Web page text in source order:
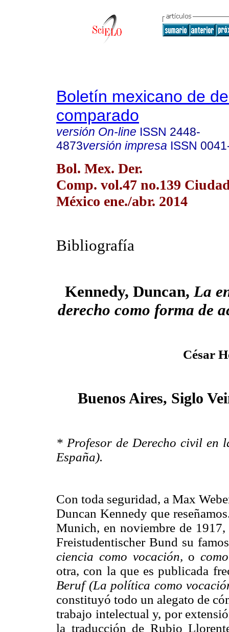
Boletín mexicano de
comparado
versión On-line ISSN 2448-
4873versión impresa ISSN
Bol. Mex. Der.
Comp. vol.47 no.139
México ene./abr. 2014
Bibliografía
Kennedy, Duncan,La
derecho como forma de
César
Buenos Aires, Siglo
* Profesor de Derecho civil en
España).
Con toda seguridad, a Max
Duncan Kennedy que
Munich, en noviembre de
Freistudentischer Bund su
ciencia como vocación, o
otra, con la que es publicada
Beruf (La política como
constituyó todo un alegato de
trabajo intelectual y, por
la traducción de Rubio